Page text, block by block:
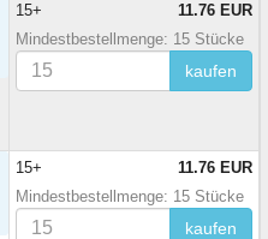
15+
11.76 EUR
Mindestbestellmenge: 15 Stücke
kaufen
15+
11.76 EUR
Mindestbestellmenge: 15 Stücke
kaufen